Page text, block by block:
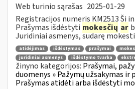
Web turinio sąrašas 2025-01-29
Registracijos numeris KM2513 Ši
Prašymas išdėstyti mokesčių ar
Juridiniai asmenys, sudarę
atidėjimas išdėstymas prašymai
juridiniai asmenys
išdėstymo tvarka
žinyno kategorijos: Prašymai,
duomenys » Pažymų užsakymas ir
Prašymas atidėti arba išdėstyti